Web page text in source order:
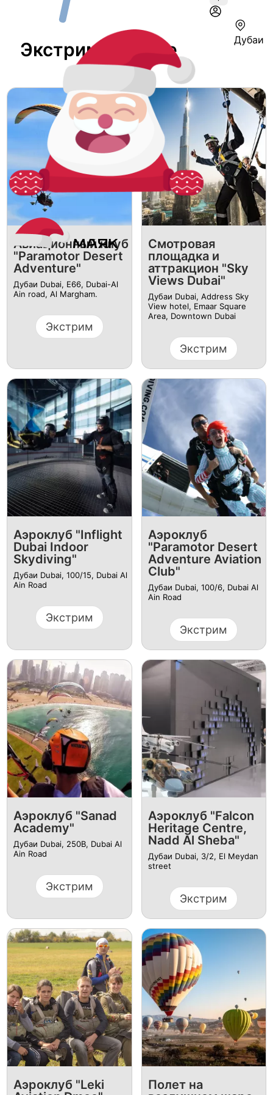
Дубаи
Экстрим В Дубае
Авиационный клуб
"Paramotor Desert
Adventure"
Дубаи Dubai, E66, Dubai-Al
Ain road, Al Margham.
Экстрим
Смотровая
площадка и
аттракцион "Sky
Views Dubai"
Дубаи Dubai, Address Sky
View hotel, Emaar Square
Area, Downtown Dubai
Экстрим
Аэроклуб "Inflight
Dubai Indoor
Skydiving"
Дубаи Dubai, 100/15, Dubai Al
Ain Road
Экстрим
Аэроклуб
"Paramotor Desert
Adventure Aviation
Club"
Дубаи Dubai, 100/6, Dubai Al
Ain Road
Экстрим
Аэроклуб "Sanad
Academy"
Дубаи Dubai, 250B, Dubai Al
Ain Road
Экстрим
Аэроклуб "Falcon
Heritage Centre,
Nadd Al Sheba"
Дубаи Dubai, 3/2, El Meydan
street
Экстрим
Аэроклуб "Leki
Полет на